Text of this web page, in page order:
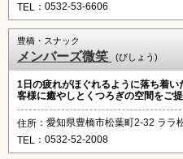
TEL ：0532-53-6606
豊橋・スナック
メンバーズ微笑 (びしょう)
1日の疲れがほぐれるように落ち着
客様に癒やしとくつろぎの空間をご提
住所 ：愛知県豊橋市松葉町2-32 ララ
TEL
：0532-52-2008